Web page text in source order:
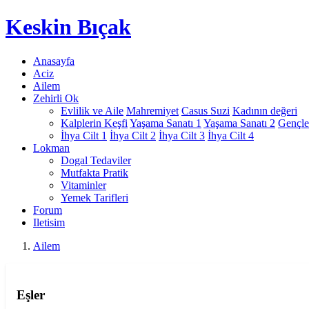
Keskin Bıçak
Anasayfa
Aciz
Ailem
Zehirli Ok
Evlilik ve Aile Mahremiyet Casus Suzi Kadının değeri
Kalplerin Keşfi Yaşama Sanatı 1 Yaşama Sanatı 2
İhya Cilt 1 İhya Cilt 2 İhya Cilt 3 İhya Cilt 4
Lokman
Dogal Tedaviler
Mutfakta Pratik
Vitaminler
Yemek Tarifleri
Forum
Iletisim
Ailem
Eşler